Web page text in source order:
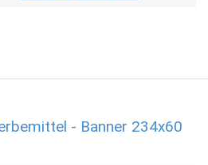
- Banner 234x60